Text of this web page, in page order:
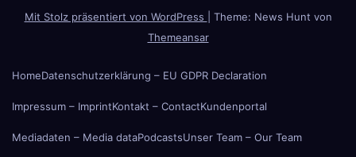
Mit Stolz präsentiert von WordPress
Theme: News Hunt von
Themeansar
HomeDatenschutzerklärung – EU GDPR Declaration
Impressum – ImprintKontakt – ContactKundenportal
Mediadaten – Media dataPodcastsUnser Team – Our Team